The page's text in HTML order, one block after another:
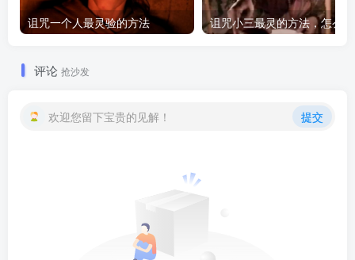
诅咒一个人最灵验的方法
评论 抢沙发
欢迎您留下宝贵的见解！ 提交